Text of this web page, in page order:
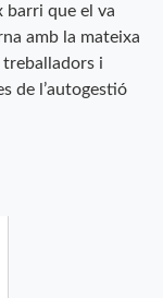
barri que el va
amb la mateixa
i
de l’autogestió